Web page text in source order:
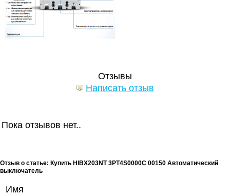
Отзывы
Написать отзыв
Пока отзывов нет..
Отзыв о статье: Купить HIBX203NT 3PT4S0000C 00150 Автоматический
выключатель
Имя